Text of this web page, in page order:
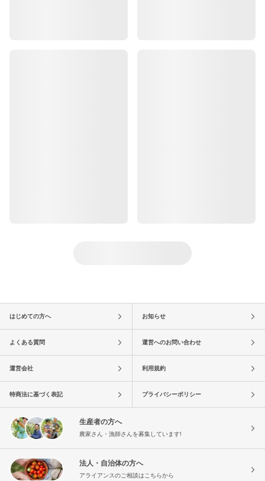
はじめての方へ お知らせ
よくある質問 運営へのお問い合わせ
運営会社 利用規約
特商法に基づく表記 プライバシーポリシー
生産者の方へ
農家さん・漁師さんを募集しています!
法人・自治体の方へ
アライアンスのご相談はこちらから